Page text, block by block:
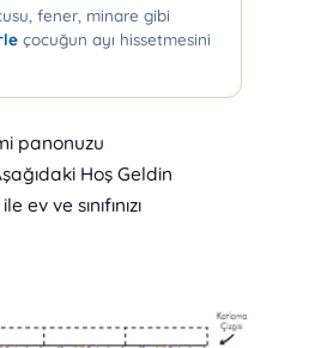
fener, minare gibi
çocuğun ayı hissetmesini
panonuzu
Hoş Geldin
ev ve sınıfınızı